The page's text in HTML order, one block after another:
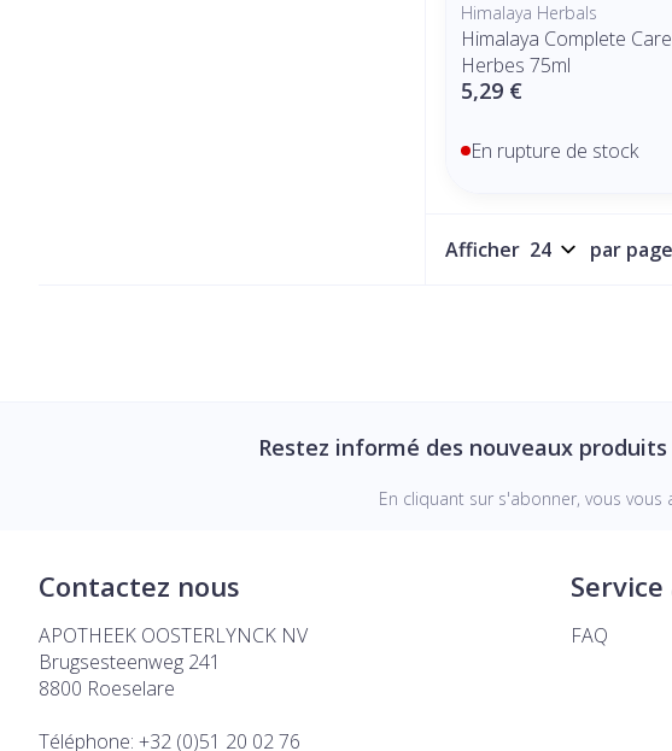
Himalaya Herbals
Himalaya Complete
Herbes 75ml
5,29 €
En rupture de stock
Afficher par page
Restez informé des nouveaux
En cliquant sur s'abonner, vous
Contactez nous
APOTHEEK OOSTERLYNCK NV
Brugsesteenweg 241
8800 Roeselare
Téléphone: +32 (0)51 20 02 76
FAQ